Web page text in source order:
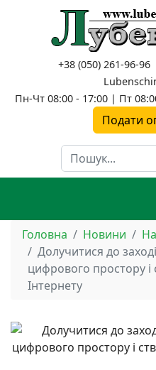
+38 (050) 261-96-96
Пн-Чт 08:00 - 17:00 | Пт
Подати
Пошук
Головна Новини
Долучитися до
цифрового простору
Інтернету